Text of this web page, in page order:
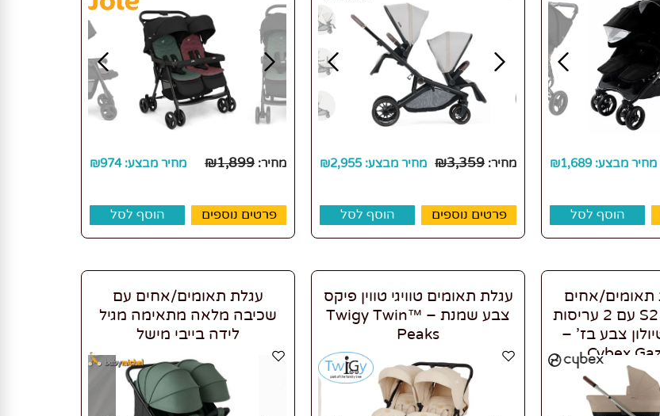
מחיר מבצע: ₪1,689
הוסף לסל
מחיר: ₪3,359 מחיר מבצע: ₪2,955
פרטים נוספים הוסף לסל
מחיר: ₪1,899 מחיר מבצע: ₪974
פרטים נוספים הוסף לסל
תאומים/אחים
סייבקס גאזל S2 עם 2 עריסות
טיולון צבע בז’ –
Cybex
עגלת תאומים טוויגי טווין פיקס
צבע שמנת – ™Twigy Twin
Peaks
עגלת תאומים/אחים עם
שכיבה מלאה מתאימה מגיל
לידה בייבי מישל